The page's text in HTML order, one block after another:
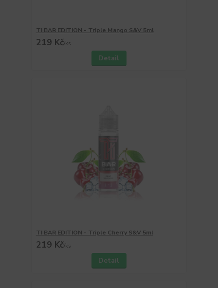
TI BAR EDITION - Triple Mango S&V 5ml
219 Kč/ks
Detail
TI BAR EDITION - Triple Cherry S&V 5ml
219 Kč/ks
Detail